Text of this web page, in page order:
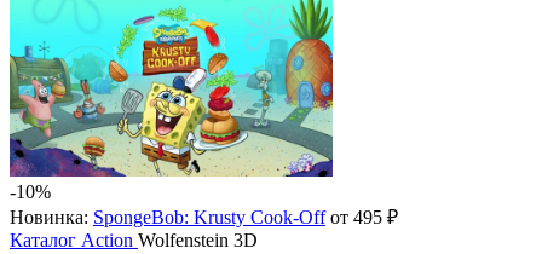
-10%
Новинка: SpongeBob: Krusty Cook-Offот 495 ₽
Каталог Action Wolfenstein 3D